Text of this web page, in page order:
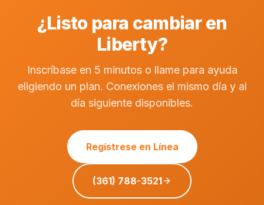
¿Listo para cambiar en
Liberty?
Inscríbase en 5 minutos o llame para ayuda
eligiendo un plan. Conexiones el mismo día y al
día siguiente disponibles.
Regístrese en Línea
(361) 788-3521